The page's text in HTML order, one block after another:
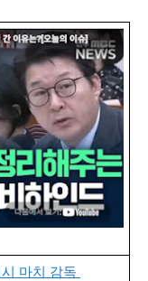
마치 감독